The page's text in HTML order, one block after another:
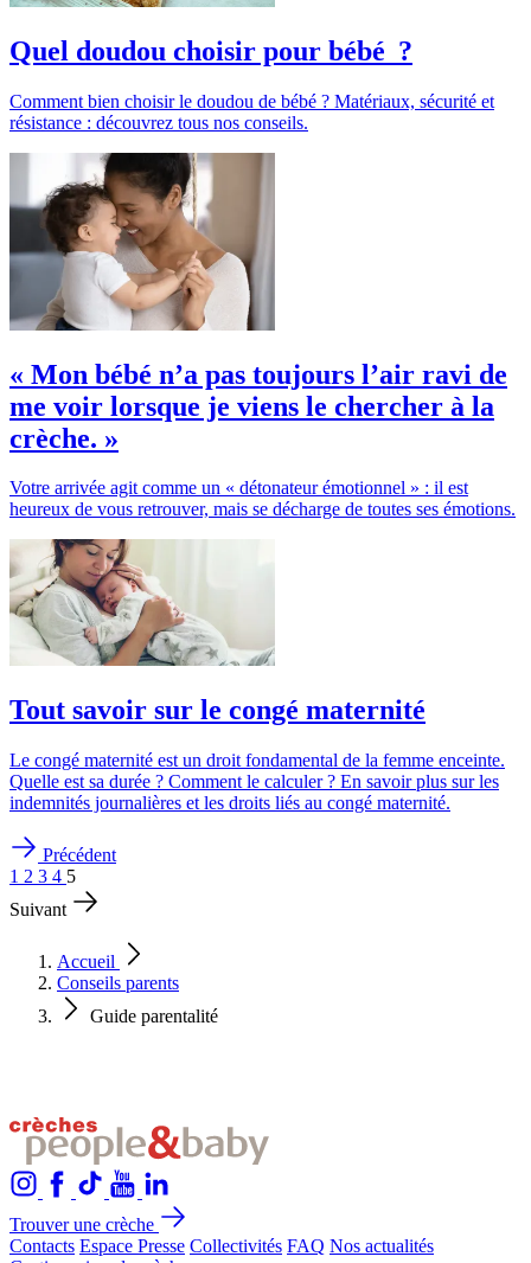
Quel doudou choisir pour bébé ?
Comment bien choisir le doudou de bébé ? Matériaux, sécurité et
résistance : découvrez tous nos conseils.
« Mon bébé n’a pas toujours l’air ravi de
me voir lorsque je viens le chercher à la
crèche. »
Votre arrivée agit comme un « détonateur émotionnel » : il est
heureux de vous retrouver, mais se décharge de toutes ses émotions.
Tout savoir sur le congé maternité
Le congé maternité est un droit fondamental de la femme enceinte.
Quelle est sa durée ? Comment le calculer ? En savoir plus sur les
indemnités journalières et les droits liés au congé maternité.
Précédent
1 2 3 4 5
Suivant
Accueil
Conseils parents
Guide parentalité
Trouver une crèche
Contacts Espace Presse Collectivités FAQ Nos actualités